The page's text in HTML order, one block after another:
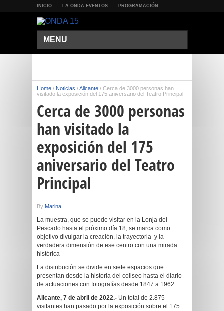
INICIO LA ONDA EVENTOS PROGRAMACIÓN
MENU
Home / Noticias /Alicante / Cerca de 3000 personas han
visitado la exposición del 175 aniversario del Teatro Principal
Cerca de 3000 personas
han visitado la
exposición del 175
aniversario del Teatro
Principal
By Marina
La muestra, que se puede visitar en la Lonja del
Pescado hasta el próximo día 18, se marca como
objetivo divulgar la creación, la trayectoria y la
verdadera dimensión de ese centro con una mirada
histórica
La distribución se divide en siete espacios que
presentan desde la historia del coliseo hasta el diario
de actuaciones con fotografías desde 1847 a 1962
Alicante, 7 de abril de 2022.- Un total de 2.875
visitantes han pasado por la exposición sobre el 175